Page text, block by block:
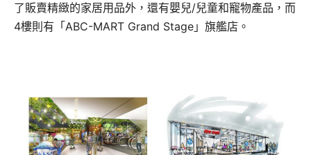
了販賣精緻的家居用品外，還有嬰兒/兒童和寵物產品，而
4樓則有「ABC-MART Grand Stage」旗艦店。